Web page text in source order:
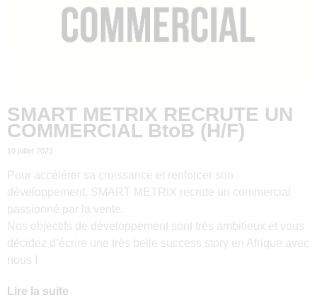
SMART METRIX RECRUTE UN
COMMERCIAL BtoB (H/F)
10 juillet 2021
Pour accélérer sa croissance et renforcer son
développement, SMART METRIX recrute un commercial
passionné par la vente.
Nos objectifs de développement sont très ambitieux et vous
décidez d’écrire une très belle success story en Afrique avec
nous !
Lire la suite